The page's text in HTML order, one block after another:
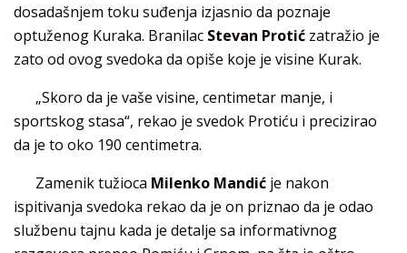
dosadašnjem toku suđenja izjasnio da poznaje
optuženog Kuraka. Branilac Stevan Protić zatražio je
zato od ovog svedoka da opiše koje je visine Kurak.
„Skoro da je vaše visine, centimetar manje, i
sportskog stasa“, rekao je svedok Protiću i precizirao
da je to oko 190 centimetra.
Zamenik tužioca Milenko Mandić je nakon
ispitivanja svedoka rekao da je on priznao da je odao
službenu tajnu kada je detalje sa informativnog